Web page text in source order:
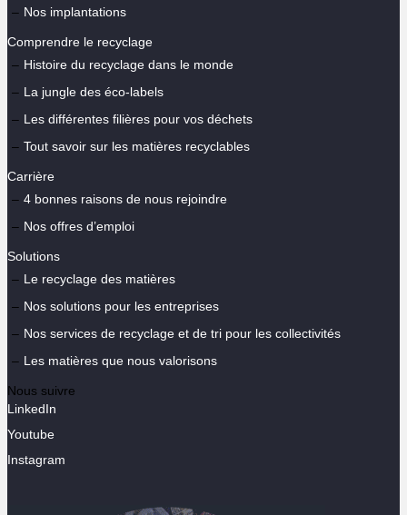
Nos implantations
Comprendre le recyclage
Histoire du recyclage dans le monde
La jungle des éco-labels
Les différentes filières pour vos déchets
Tout savoir sur les matières recyclables
Carrière
4 bonnes raisons de nous rejoindre
Nos offres d’emploi
Solutions
Le recyclage des matières
Nos solutions pour les entreprises
Nos services de recyclage et de tri pour les collectivités
Les matières que nous valorisons
Nous suivre
LinkedIn
Youtube
Instagram